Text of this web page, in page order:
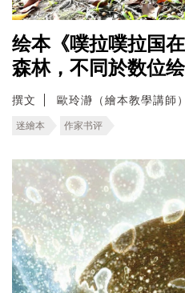
绘本《噗拉噗拉国
森林，不同於数位
撰文 歐玲瀞（繪本教學講師）
迷繪本 作家书评